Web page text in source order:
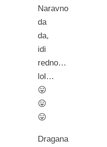
Naravno
da
da,
idi
redno…
lol…
😛
😛
😛
Dragana